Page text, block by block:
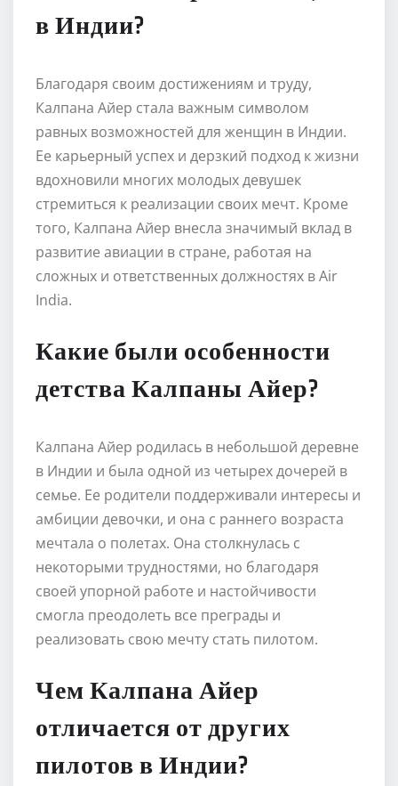
в Индии?
Благодаря своим достижениям и труду,
Калпана Айер стала важным символом
равных возможностей для женщин в Индии.
Ее карьерный успех и дерзкий подход к жизни
вдохновили многих молодых девушек
стремиться к реализации своих мечт. Кроме
того, Калпана Айер внесла значимый вклад в
развитие авиации в стране, работая на
сложных и ответственных должностях в Air
India.
Какие были особенности
детства Калпаны Айер?
Калпана Айер родилась в небольшой деревне
в Индии и была одной из четырех дочерей в
семье. Ее родители поддерживали интересы и
амбиции девочки, и она с раннего возраста
мечтала о полетах. Она столкнулась с
некоторыми трудностями, но благодаря
своей упорной работе и настойчивости
смогла преодолеть все преграды и
реализовать свою мечту стать пилотом.
Чем Калпана Айер
отличается от других
пилотов в Индии?